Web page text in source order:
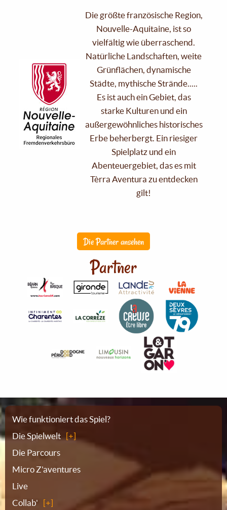
Die größte französische Region,
Nouvelle-Aquitaine, ist so
vielfältig wie überraschend.
Natürliche Landschaften, weite
Grünflächen, dynamische
Städte, mythische Strände.....
Es ist auch ein Gebiet, das
starke Kulturen und ein
außergewöhnliches historisches
Erbe beherbergt. Ein riesiger
Spielplatz und ein
Abenteuergebiet, das es mit
Tèrra Aventura zu entdecken
gilt!
Die Partner ansehen
Partner
Sitemap
Wie funktioniert das Spiel?
Die Spielwelt
Die Parcours
Micro Z'aventures
Live
Collab'